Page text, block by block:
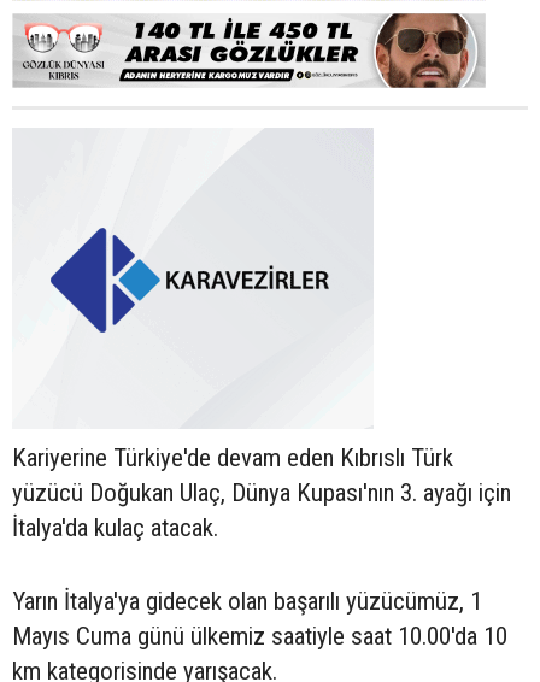
Kariyerine Türkiye'de devam eden Kıbrıslı Türk
yüzücü Doğukan Ulaç, Dünya Kupası'nın 3. ayağı için
İtalya'da kulaç atacak.
Yarın İtalya'ya gidecek olan başarılı yüzücümüz, 1
Mayıs Cuma günü ülkemiz saatiyle saat 10.00'da 10
km kategorisinde yarışacak.